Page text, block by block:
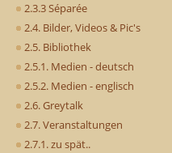
2.3.3 Séparée
2.4. Bilder, Videos & Pic's
2.5. Bibliothek
2.5.1. Medien - deutsch
2.5.2. Medien - englisch
2.6. Greytalk
2.7. Veranstaltungen
2.7.1. zu spät..